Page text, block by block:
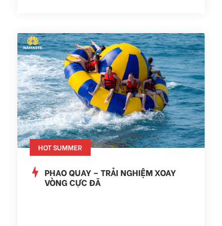
HOT SUMMER
PHAO QUAY – TRẢI NGHIỆM XOAY
VÒNG CỰC ĐÃ